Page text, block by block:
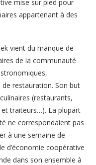
mise sur pied pour
appartenant à des
vient du manque de
de la communauté
restauration. Son but
(restaurants,
traiteurs…). La plupart
ne correspondaient pas
à une semaine de
d’économie coopérative
dans son ensemble à